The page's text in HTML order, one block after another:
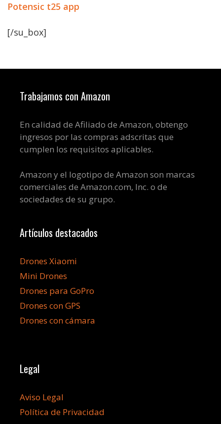
Potensic t25 app
[/su_box]
Trabajamos con Amazon
En calidad de Afiliado de Amazon, obtengo
ingresos por las compras adscritas que
cumplen los requisitos aplicables.
Amazon y el logotipo de Amazon son marcas
comerciales de Amazon.com, Inc. o de
sociedades de su grupo.
Artículos destacados
Drones Xiaomi
Mini Drones
Drones para GoPro
Drones con GPS
Drones con cámara
Legal
Aviso Legal
Política de Privacidad